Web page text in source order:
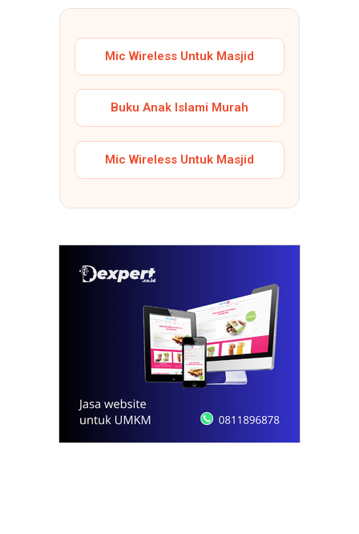
Mic Wireless Untuk Masjid
Buku Anak Islami Murah
Mic Wireless Untuk Masjid